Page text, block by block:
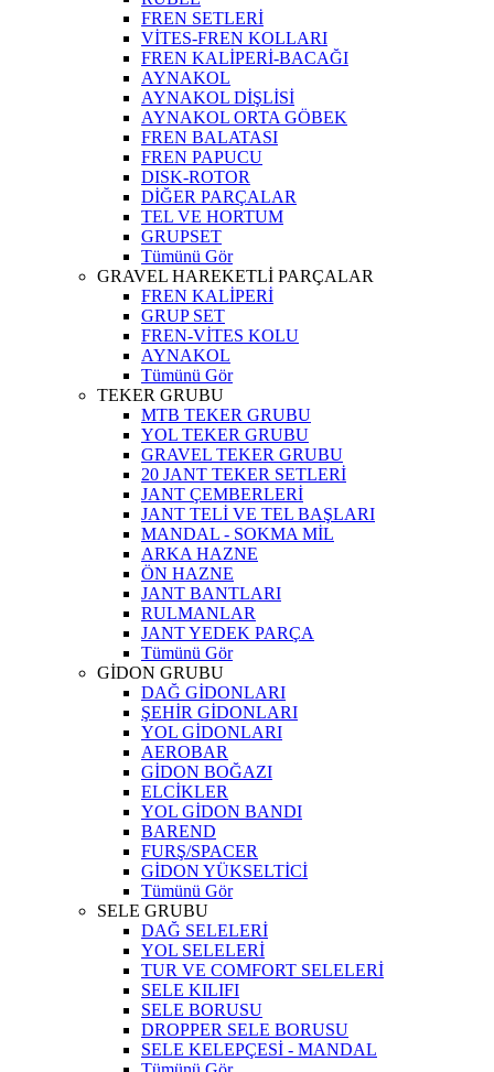
FREN SETLERİ
VİTES-FREN KOLLARI
FREN KALİPERİ-BACAĞI
AYNAKOL
AYNAKOL DİŞLİSİ
AYNAKOL ORTA GÖBEK
FREN BALATASI
FREN PAPUCU
DISK-ROTOR
DİĞER PARÇALAR
TEL VE HORTUM
GRUPSET
Tümünü Gör
GRAVEL HAREKETLİ PARÇALAR
FREN KALİPERİ
GRUP SET
FREN-VİTES KOLU
AYNAKOL
Tümünü Gör
TEKER GRUBU
MTB TEKER GRUBU
YOL TEKER GRUBU
GRAVEL TEKER GRUBU
20 JANT TEKER SETLERİ
JANT ÇEMBERLERİ
JANT TELİ VE TEL BAŞLARI
MANDAL - SOKMA MİL
ARKA HAZNE
ÖN HAZNE
JANT BANTLARI
RULMANLAR
JANT YEDEK PARÇA
Tümünü Gör
GİDON GRUBU
DAĞ GİDONLARI
ŞEHİR GİDONLARI
YOL GİDONLARI
AEROBAR
GİDON BOĞAZI
ELCİKLER
YOL GİDON BANDI
BAREND
FURŞ/SPACER
GİDON YÜKSELTİCİ
Tümünü Gör
SELE GRUBU
DAĞ SELELERİ
YOL SELELERİ
TUR VE COMFORT SELELERİ
SELE KILIFI
SELE BORUSU
DROPPER SELE BORUSU
SELE KELEPÇESİ - MANDAL